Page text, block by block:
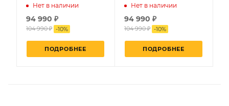
Нет в наличии
94 990 ₽
104 990 ₽ -10%
ПОДРОБНЕЕ
Нет в наличии
94 990 ₽
104 990 ₽ -10%
ПОДРОБНЕЕ